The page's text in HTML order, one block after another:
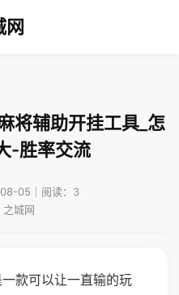
网
将辅助开挂工具_怎
-胜率交流
05｜阅读：3
之城网
款可以让一直输的玩